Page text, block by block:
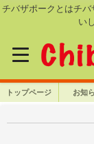
チバザポークとはチ
い
トップページ お知